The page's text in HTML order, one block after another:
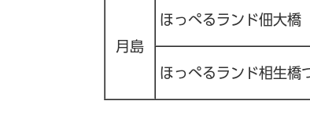
月島
ほっぺるランド佃大橋
ほっぺるランド相生橋